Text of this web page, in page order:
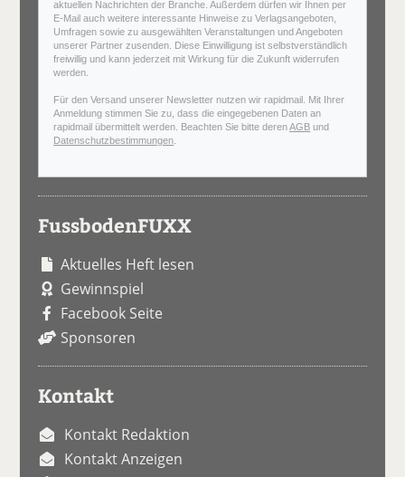
aktuellen Nachrichten der Branche. Außerdem dürfen wir Ihnen per
E-Mail auch weitere interessante Hinweise zu Verlagsangeboten,
Umfragen sowie zu ausgewählten Veranstaltungen und Angeboten
unserer Partner zusenden. Diese Einwilligung ist selbstverständlich
freiwillig und kann jederzeit mit Wirkung für die Zukunft widerrufen
werden.
Für den Versand unserer Newsletter nutzen wir rapidmail. Mit Ihrer
Anmeldung stimmen Sie zu, dass die eingegebenen Daten an
rapidmail übermittelt werden. Beachten Sie bitte derenAGB und
Datenschutzbestimmungen
FussbodenFUXX
Aktuelles Heft lesen
Gewinnspiel
Facebook Seite
Sponsoren
Kontakt
Kontakt Redaktion
Kontakt Anzeigen